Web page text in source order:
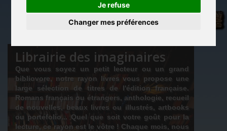
Je refuse
Changer mes préférences
Librairie des
Carterie
originale
Activités
détente et jeux
Objets déco et
Librairie des imaginaires
Que vous soyez un petit lecteur ou un grand
bibliovore, notre rayon livres vous propose une
large sélection de titres de l'édition française.
Romans français ou étrangers, anthologie, recueil
de nouvelles, beaux livres ou illustrés, artbooks
ou portefolio... Quel que soit votre goût pour la
lecture, ce rayon est le vôtre ! Chaque mois, nous